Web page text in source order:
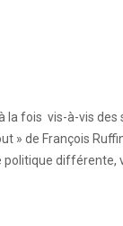
fois vis-à-vis
» de François
différente,